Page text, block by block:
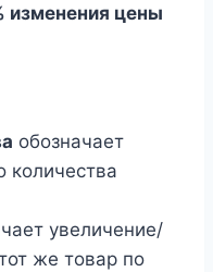
изменения цены
обозначает
количества
увеличение/
же товар по